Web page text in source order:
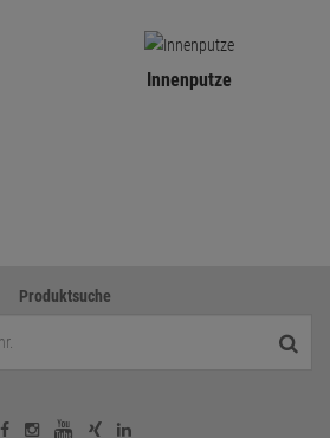
Innenputze
Produktsuche